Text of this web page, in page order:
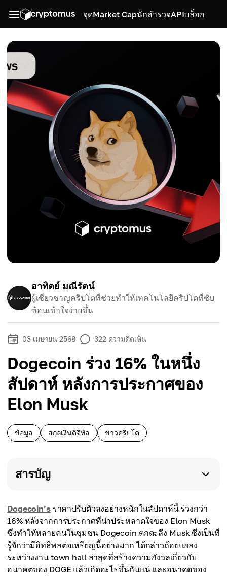
จุดMarket CapนักสำรวจAPIบล็อก
อาทิตย์ มณีรัตน์
ผู้เชี่ยวชาญคริปโตที่ช่วยทำให้เทคโนโลยีคริปโตที่ซับ
ซ้อนเข้าใจง่ายขึ้น
03 เมษายน 2568 322 ความคิดเห็น
Dogecoin ร่วง 16% ในหนึ่ง
สัปดาห์ หลังการประกาศของ
Elon Musk
ข้อมูล สกุลเงินดิจิทัล ข่าวคริปโต
สารบัญ
Dogecoin’sราคาปรับตัวลงอย่างหนักในสัปดาห์นี้ ร่วงกว่า
16% หลังจากการประกาศที่น่าประหลาดใจของ Elon Musk
ซึ่งทำให้หลายคนในชุมชน Dogecoin ตกตะลึง Musk ซึ่งเป็นที่
รู้จักว่ามีอิทธิพลต่อเหรียญนี้อย่างมาก ได้กล่าวถ้อยแถลง
ระหว่างงาน town hall ล่าสุดที่สร้างความกังวลเกี่ยวกับ
อนาคตของ DOGE แล้วเกิดอะไรขึ้นกันแน่ และอนาคตของ